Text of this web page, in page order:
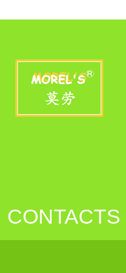
CONTACTS